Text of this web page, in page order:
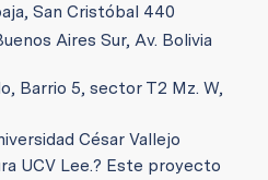
San Cristóbal 440
Aires Sur, Av. Bolivia
Barrio 5, sector T2 Mz. W,
César Vallejo
UCV Lee.? Este proyecto